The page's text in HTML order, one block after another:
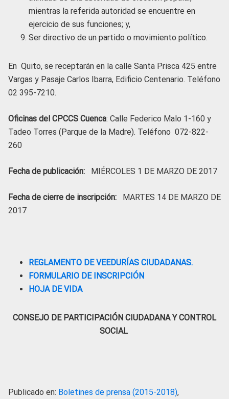
mientras la referida autoridad se encuentre en
ejercicio de sus funciones; y,
Ser directivo de un partido o movimiento político.
En Quito, se receptarán en la calle Santa Prisca 425 entre
Vargas y Pasaje Carlos Ibarra, Edificio Centenario. Teléfono
02 395-7210.
Oficinas del CPCCS Cuenca: Calle Federico Malo 1-160 y
Tadeo Torres (Parque de la Madre). Teléfono 072-822-
260
Fecha de publicación: MIÉRCOLES 1 DE MARZO DE 2017
Fecha de cierre de inscripción:
MARTES 14 DE MARZO DE
2017
REGLAMENTO DE VEEDURÍAS CIUDADANAS.
FORMULARIO DE INSCRIPCIÓN
HOJA DE VIDA
CONSEJO DE PARTICIPACIÓN CIUDADANA Y CONTROL
SOCIAL
Publicado en: Boletines de prensa (2015-2018),